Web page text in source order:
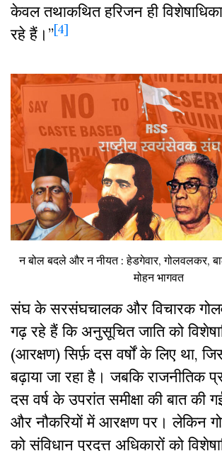
केवल तथाकथित हरिजन ही
रहे हैं।”[4]
न बोल बदले और न नीयत : हेडगेवार, गोलवलकर,
मोहन भागवत
संघ के सरसंघचालक और विचारक
गढ़ रहे हैं कि अनुसूचित जाति को
(आरक्षण) सिर्फ़ दस वर्षों के लिए था,
बढ़ाया जा रहा है। जबकि राजनीतिक
दस वर्ष के उपरांत समीक्षा की बात की
और नौकरियों में आरक्षण पर। लेकिन
को संविधान प्रदत्त अधिकारों को